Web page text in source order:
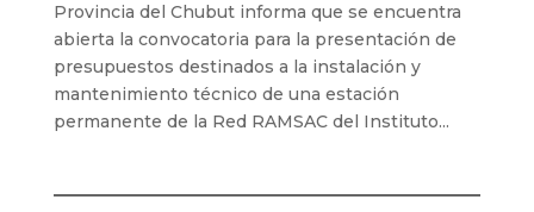
Provincia del Chubut informa que se encuentra
abierta la convocatoria para la presentación de
presupuestos destinados a la instalación y
mantenimiento técnico de una estación
permanente de la Red RAMSAC del Instituto...